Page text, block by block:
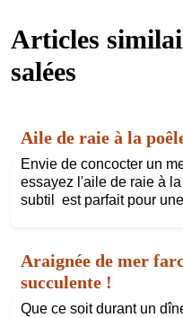
Articles
salées
Aile de raie à la
Envie de concocter un
essayez l'aile de raie à
subtil est parfait pour
Araignée de mer
succulente !
Que ce soit durant un